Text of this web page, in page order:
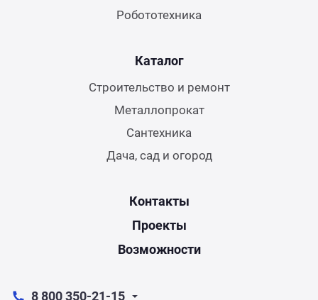
Робототехника
Каталог
Строительство и ремонт
Металлопрокат
Сантехника
Дача, сад и огород
Контакты
Проекты
Возможности
8 800 350-21-15